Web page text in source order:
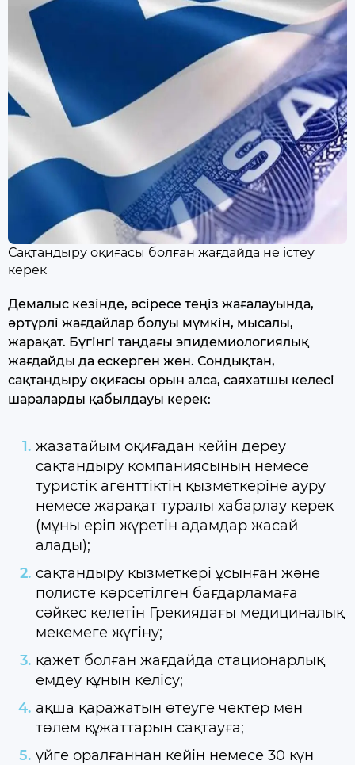
Сақтандыру оқиғасы болған жағдайда не істеу
керек
Демалыс кезінде, әсіресе теңіз жағалауында,
әртүрлі жағдайлар болуы мүмкін, мысалы,
жарақат. Бүгінгі таңдағы эпидемиологиялық
жағдайды да ескерген жөн. Сондықтан,
сақтандыру оқиғасы орын алса, саяхатшы келесі
шараларды қабылдауы керек:
жазатайым оқиғадан кейін дереу
сақтандыру компаниясының немесе
туристік агенттіктің қызметкеріне ауру
немесе жарақат туралы хабарлау керек
(мұны еріп жүретін адамдар жасай
алады);
сақтандыру қызметкері ұсынған және
полисте көрсетілген бағдарламаға
сәйкес келетін Грекиядағы медициналық
мекемеге жүгіну;
қажет болған жағдайда стационарлық
емдеу құнын келісу;
ақша қаражатын өтеуге чектер мен
төлем құжаттарын сақтауға;
үйге оралғаннан кейін немесе 30 күн